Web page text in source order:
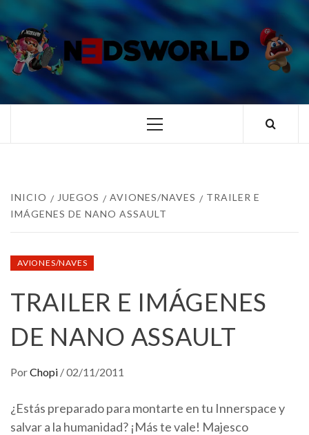
al
contenido
TUS ESPECIALISTAS EN NINTENDO
Menú
INICIO JUEGOS AVIONES/NAVES
TRAILER E
IMÁGENES DE NANO ASSAULT
AVIONES/NAVES
TRAILER E IMÁGENES
DE NANO ASSAULT
PorChopi /02/11/2011
¿Estás preparado para montarte en tu Innerspace y
salvar a la humanidad? ¡Más te vale! Majesco